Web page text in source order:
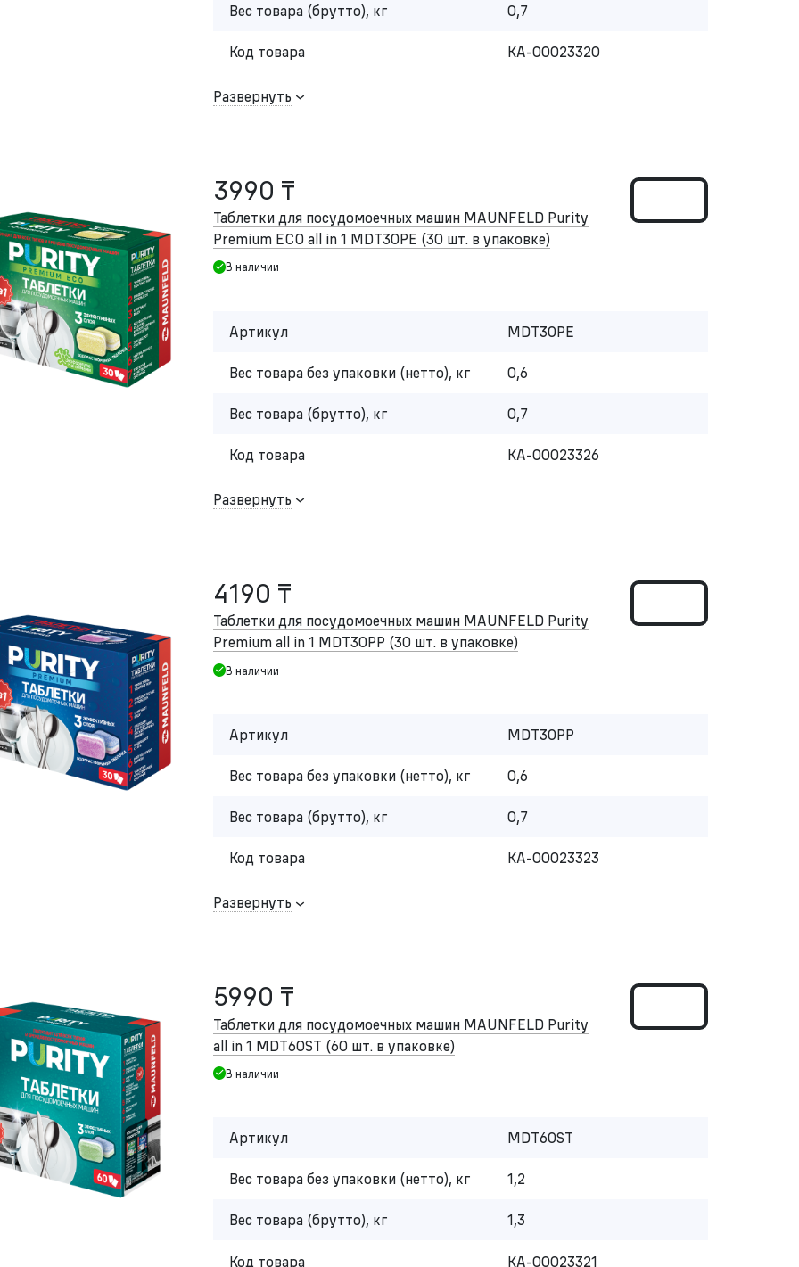
Вес товара (брутто), кг 0,7
Код товара КА-00023320
Развернуть
3990 ₸
Таблетки для посудомоечных машин MAUNFELD Purity
Premium ECO all in 1 MDT30PE (30 шт. в упаковке)
В наличии
Артикул MDT30PE
Вес товара без упаковки (нетто), кг 0,6
Вес товара (брутто), кг 0,7
Код товара КА-00023326
Развернуть
4190 ₸
Таблетки для посудомоечных машин MAUNFELD Purity
Premium all in 1 MDT30PP (30 шт. в упаковке)
В наличии
Артикул MDT30PP
Вес товара без упаковки (нетто), кг 0,6
Вес товара (брутто), кг 0,7
Код товара КА-00023323
Развернуть
5990 ₸
Таблетки для посудомоечных машин MAUNFELD Purity
all in 1 MDT60ST (60 шт. в упаковке)
В наличии
Артикул MDT60ST
Вес товара без упаковки (нетто), кг 1,2
Вес товара (брутто), кг 1,3
Код товара КА-00023321